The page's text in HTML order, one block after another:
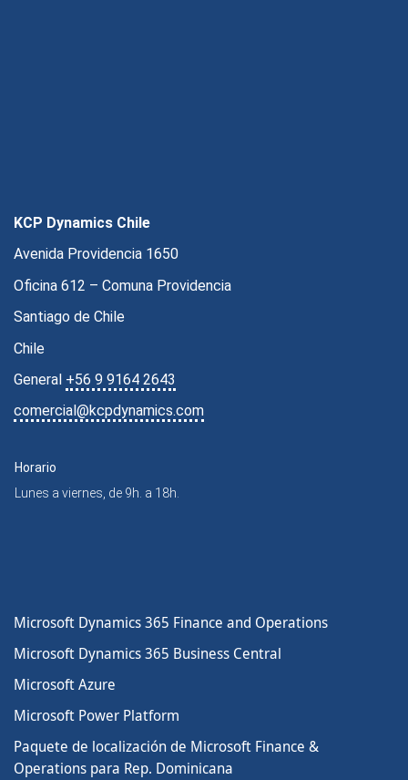
KCP Dynamics Chile
Avenida Providencia 1650
Oficina 612 – Comuna Providencia
Santiago de Chile
Chile
General +56 9 9164 2643
comercial@kcpdynamics.com
Horario
Lunes a viernes, de 9h. a 18h.
Microsoft Dynamics 365 Finance and Operations
Microsoft Dynamics 365 Business Central
Microsoft Azure
Microsoft Power Platform
Paquete de localización de Microsoft Finance &
Operations para Rep. Dominicana